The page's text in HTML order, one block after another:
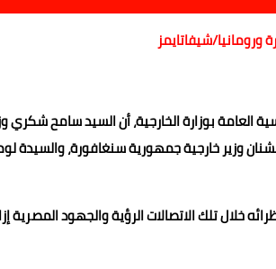
شيفاتايمز
العامة بوزارة الخارجية، أن السيد سامح شكري
وزير خارجية جمهورية سنغافورة،
خلال تلك الاتصالات الرؤية والجهود المصرية